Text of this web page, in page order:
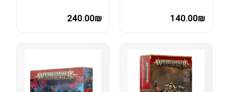
140.00₪
240.00₪